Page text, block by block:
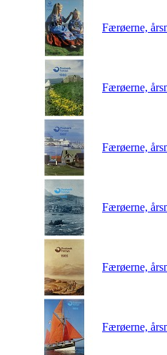
Færøerne,
Færøerne,
Færøerne,
Færøerne,
Færøerne,
Færøerne,